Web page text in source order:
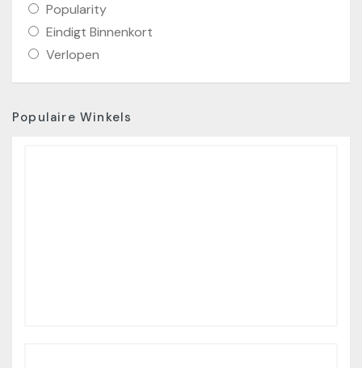
Popularity
Eindigt Binnenkort
Verlopen
Populaire Winkels